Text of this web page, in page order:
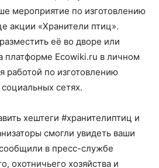
мероприятие по изготовлению
акции «Хранители птиц».
её во дворе или
платформе Ecowiki.ru в личном
работой по изготовлению
сетях.
хештеги #хранителиптиц и
смогли увидеть ваши
в пресс-службе
охотничьего хозяйства и